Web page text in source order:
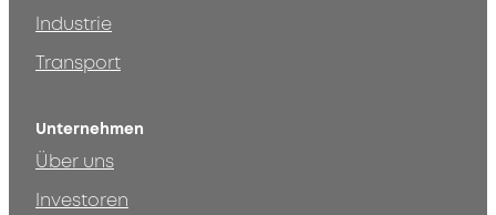
Industrie
Transport
Unternehmen
Über uns
Investoren